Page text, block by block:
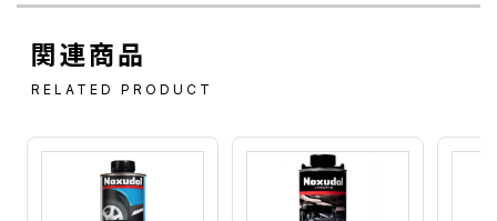
関連商品
RELATED PRODUCT